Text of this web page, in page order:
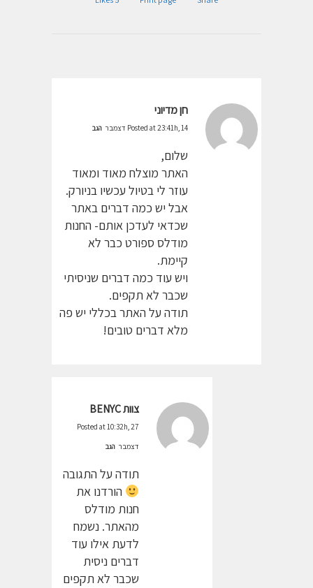
חן מדיוני
Posted at 23:41h, 14 דצמבר הגב
שלום,
האתר מוצלח מאוד ומאוד
עוזר לי בטיול עכשיו בניורק.
אבל יש כמה דברים באתר
שכדאי לעדכן אותם- החנות
מודלס ספורט כבר לא
קיימת.
ויש עוד כמה דברים שניסיתי
שכבר לא תקפים.
תודה על האתר בכללי יש פה
מלא דברים טובים!
צוות BENYC
Posted at 10:32h, 27
דצמבר הגב
תודה על התגובה
הורדנו את
חנות מודלס
מהאתר. נשמח
לדעת אילו עוד
דברים ניסית
שכבר לא תקפים